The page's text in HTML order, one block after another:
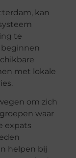
kan
te
met lokale
om zich
waar
expats
helpen bij